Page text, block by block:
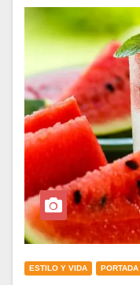
ESTILO Y VIDA PORTADA